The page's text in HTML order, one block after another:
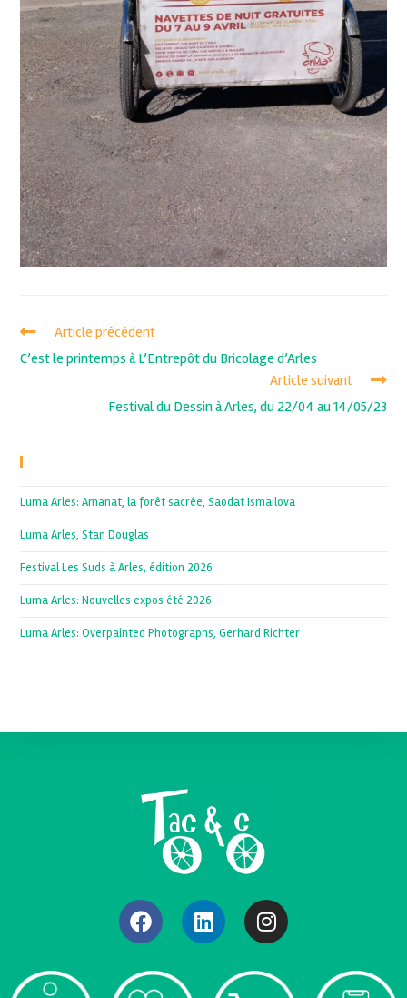
Article précédent
C’est le printemps à L’Entrepôt du Bricolage d’Arles
Article suivant
Festival du Dessin à Arles, du 22/04 au 14/05/23
Luma Arles: Amanat, la forêt sacrée, Saodat Ismailova
Luma Arles, Stan Douglas
Festival Les Suds à Arles, édition 2026
Luma Arles: Nouvelles expos été 2026
Luma Arles: Overpainted Photographs, Gerhard Richter